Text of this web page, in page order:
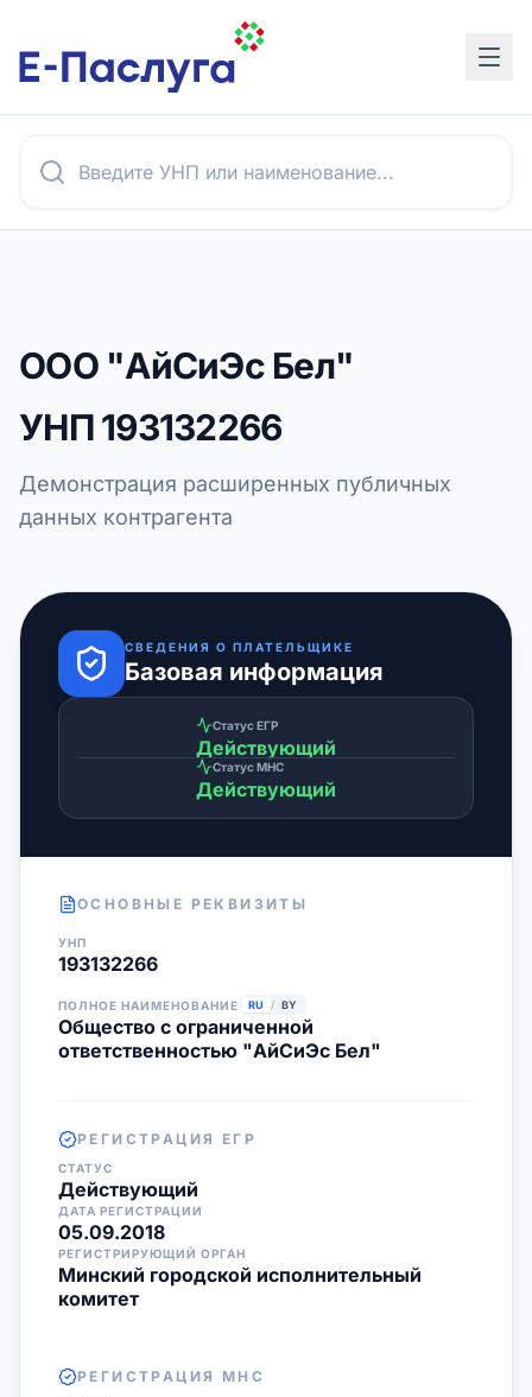
ООО "АйСиЭс Бел"
УНП193132266
Демонстрация расширенных публичных
данных контрагента
СВЕДЕНИЯ О ПЛАТЕЛЬЩИКЕ
Базовая информация
Статус ЕГР
Действующий
Статус МНС
Действующий
ОСНОВНЫЕ РЕКВИЗИТЫ
УНП
193132266
ПОЛНОЕ НАИМЕНОВАНИЕ RU / BY
Общество с ограниченной
ответственностью "АйСиЭс Бел"
РЕГИСТРАЦИЯ ЕГР
СТАТУС
Действующий
ДАТА РЕГИСТРАЦИИ
05.09.2018
РЕГИСТРИРУЮЩИЙ ОРГАН
Минский городской исполнительный
комитет
РЕГИСТРАЦИЯ МНС